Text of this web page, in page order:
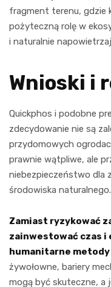
fragment terenu, gdzie
pożyteczną rolę w
i naturalnie
Wnioski i
Quickphos i podobne
zdecydowanie nie są
przydomowych
prawnie wątpliwe, ale
niebezpieczeństwo dla
środowiska naturalnego.
Zamiast ryzykować
zainwestować czas i
humanitarne
żywołowne, bariery
mogą być skuteczne, a